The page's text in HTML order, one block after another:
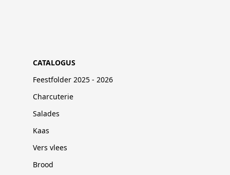
CATALOGUS
Feestfolder 2025 - 2026
Charcuterie
Salades
Kaas
Vers vlees
Brood